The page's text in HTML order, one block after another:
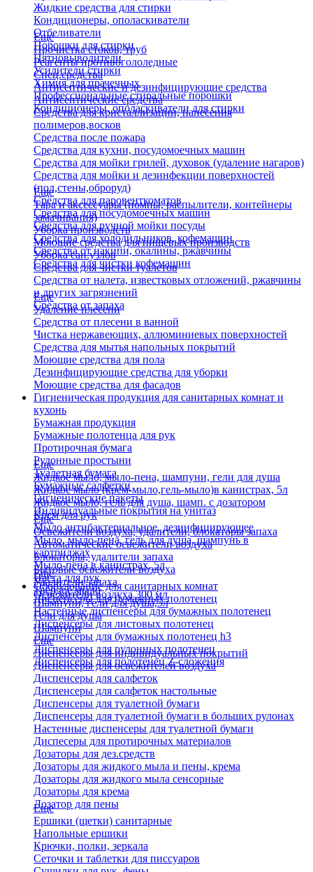
Жидкие средства для стирки
Кондиционеры, ополаскиватели
Отбеливатели
Порошки для стирки
Пятновыводители
Усилители стирки
Химия для прачечных
Профессиональные стиральные порошки
Кондиционеры, ополаскиватели для стирки
Еще
Прочистка стоков, труб
Реагенты противогололедные
Спец.средства
Антисептические и дезинфицирующие средства
Антисептические средства
Средства для кристаллизации, нанесения
полимеров,восков
Средства после пожара
Средства для кухни, посудомоечных машин
Средства для мойки грилей, духовок (удаление нагаров)
Средства для мойки и дезинфекции поверхностей
(пол,стены,оброруд)
Средства для паровенткоматов
Средства для посудомоечных машин
Средства для ручной мойки посуды
Средства для холодильников, кофемашин
Средства от накипи, окалины, ржавчины
Средства для чистки кофемашин
Еще
Тара и аксессуары (помпы, распылители, контейнеры
замачивания)
Уборка производств
Моющие средства для пищевых производств
Уборка сан.узлов
Средства для чистки туалетов
Средства от налета, известковых отложений, ржавчины
и других загрязнений
Средства от запаха
Еще
Удаление плесени
Средства от плесени в ванной
Чистка нержавеющих, аллюминиевых поверхностей
Средства для мытья напольных покрытий
Моющие средства для пола
Дезинфицирующие средства для уборки
Моющие средства для фасадов
Гигиеническая продукция для санитарных комнат и
кухонь
Бумажная продукция
Бумажные полотенца для рук
Протирочная бумага
Рулонные простыни
Туалетная бумага
Бумажные салфетки
Гигиенические пакеты
Индивидуальные покрытия на унитаз
Еще
Жидкое мыло, мыло-пена, шампуни, гели для душа
Жидкое мыло (крем-мыло,гель-мыло)в канистрах, 5л
Жидкое мыло, гель для душа, шамп. с дозатором
Крем для рук
Мыло антибактериальное, дезинфицирующее
Мыло, мыло-пена, гель для душа, шампунь в
картриджах
Мыло-пена в канистрах, 5л
Паста для рук
Твердое мыло
Шампуни, гели для душа,5л
Гели для душа
Шампуни
Еще
Освежители воздуха, удалители, блокаторы запаха
Автоматические освежители воздуха
Блокаторы, удалители запаха
Бытовые освежители воздуха
Удалители запаха
Освежители воздуха 300 мл
Еще
Оборудование для санитарных комнат
Диспенсеры для бумажных полотенец
Настенные диспенсеры для бумажных полотенец
Диспенсеры для листовых полотенец
Диспенсеры для бумажных полотенец h3
Диспенсеры для рулонных полотенец
Диспенсеры для полотенец Z-сложения
Еще
Диспенсеры для индивидуальных покрытий
Диспенсеры для освежителей воздуха
Диспенсеры для салфеток
Диспенсеры для салфеток настольные
Диспенсеры для туалетной бумаги
Диспенсеры для туалетной бумаги в больших рулонах
Настенные диспенсеры для туалетной бумаги
Диспесеры для протирочных материалов
Дозаторы для дез.средств
Дозаторы для жидкого мыла и пены, крема
Дозаторы для жидкого мыла сенсорные
Дозаторы для крема
Дозатор для пены
Еще
Ершики (щетки) санитарные
Напольные ершики
Крючки, полки, зеркала
Сеточки и таблетки для писсуаров